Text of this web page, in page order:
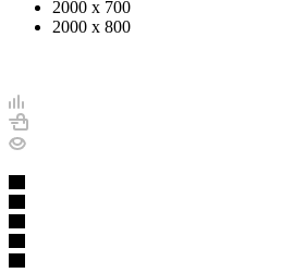
2000 х 700
2000 х 800